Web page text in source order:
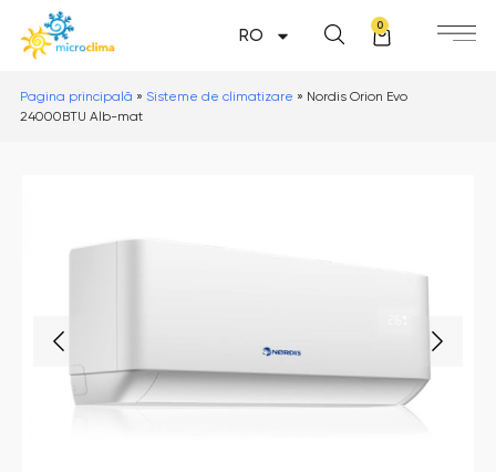
RO
0
Pagina principală » Sisteme de climatizare » Nordis Orion Evo
24000BTU Alb-mat